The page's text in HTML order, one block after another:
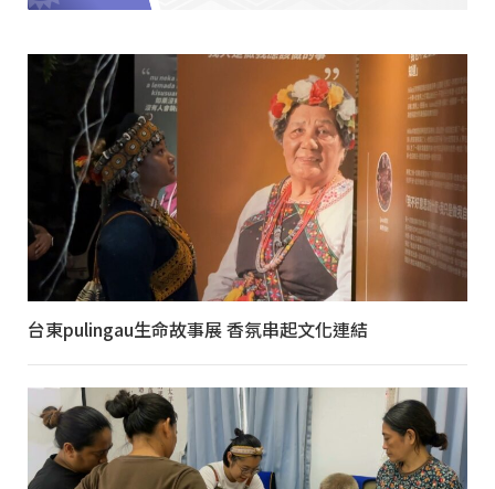
台東pulingau生命故事展 香氛串起文化連結